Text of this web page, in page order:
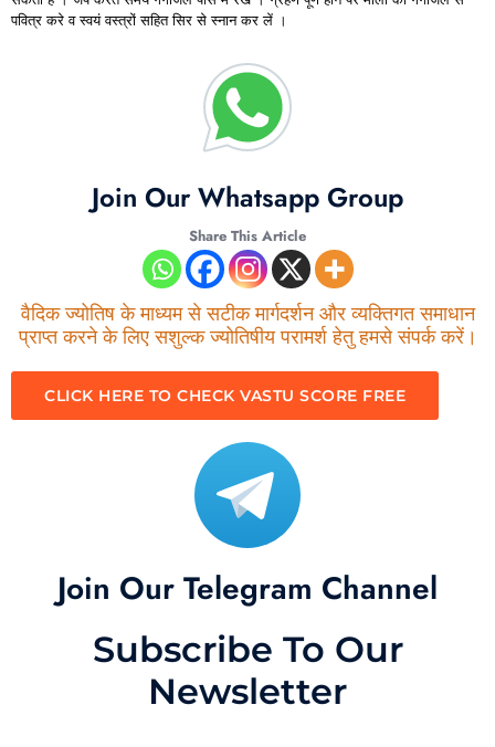
पवित्र करे व स्वयं वस्त्रों सहित सिर से स्नान कर लें ।
Join Our Whatsapp Group
Share This Article
वैदिक ज्योतिष के माध्यम से सटीक मार्गदर्शन और व्यक्तिगत समाधान
प्राप्त करने के लिए सशुल्क ज्योतिषीय परामर्श हेतु हमसे संपर्क करें।
CLICK HERE TO CHECK VASTU SCORE FREE
Join Our Telegram Channel
Subscribe To Our
Newsletter